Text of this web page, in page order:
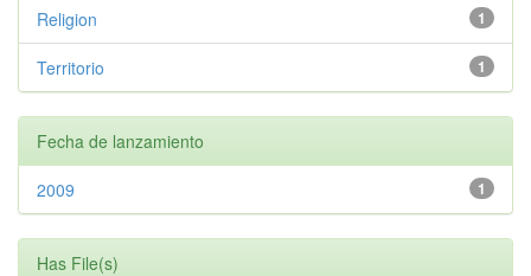
1
Religion
1
Territorio
Fecha de lanzamiento
1
2009
Has File(s)